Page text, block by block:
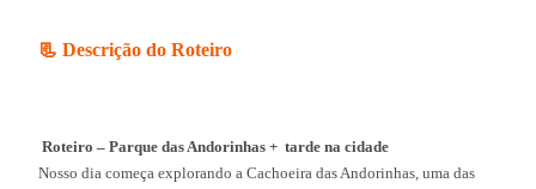
📃 Descrição do Roteiro
Roteiro – Parque das Andorinhas + tarde na cidade
Nosso dia começa explorando a Cachoeira das Andorinhas, uma das